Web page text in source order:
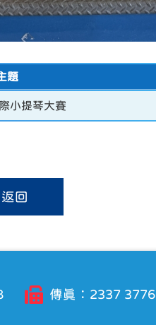
題
小提琴大賽
返回
傳真：2337 3776